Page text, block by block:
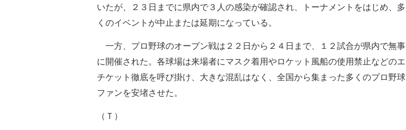
いたが、２３日までに県内で３人の感染が確認され、トーナメントをはじめ、多
くのイベントが中止または延期になっている。
一方、プロ野球のオープン戦は２２日から２４日まで、１２試合が県内で無事
に開催された。各球場は来場者にマスク着用やロケット風船の使用禁止などのエ
チケット徹底を呼び掛け、大きな混乱はなく、全国から集まった多くのプロ野球
ファンを安堵させた。
（Ｔ）